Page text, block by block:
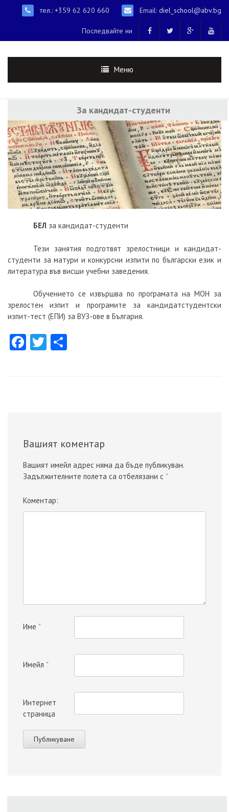
тел.: +359 62 620 660 Email: diel_school@abv.bg
Последвайте ни
Меню
За кандидат-студенти
БЕЛ за кандидат-студенти
Тези занятия подготвят зрелостници и кандидат-
студенти за матури и конкурсни изпити по български език и
литература във висши учебни заведения.
Обучението се извършва по програмата на МОН за
зрелостен изпит и програмите за кандидатстудентски
изпит-тест (ЕПИ) за ВУЗ-ове в България.
Facebook
Twitter
Вашият коментар
Вашият имейл адрес няма да бъде публикуван.
Задължителните полета са отбелязани с *
Коментар:
Име *
Имейл *
Интернет
страница